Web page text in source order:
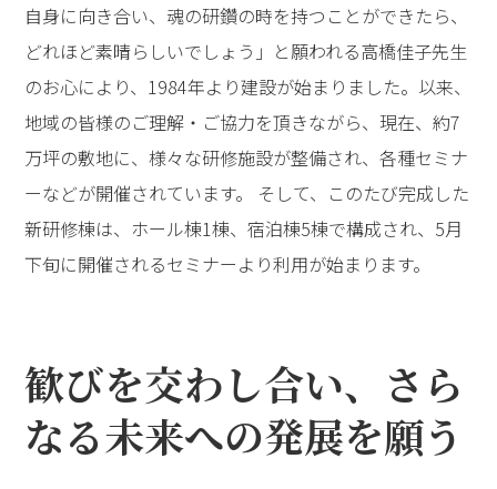
自身に向き合い、魂の研鑽の時を持つことができたら、
どれほど素晴らしいでしょう」と願われる高橋佳子先生
のお心により、1984年より建設が始まりました。以来、
地域の皆様のご理解・ご協力を頂きながら、現在、約7
万坪の敷地に、様々な研修施設が整備され、各種セミナ
ーなどが開催されています。 そして、このたび完成した
新研修棟は、ホール棟1棟、宿泊棟5棟で構成され、5月
下旬に開催されるセミナーより利用が始まります。
歓びを交わし合い、さら
なる未来への発展を願う